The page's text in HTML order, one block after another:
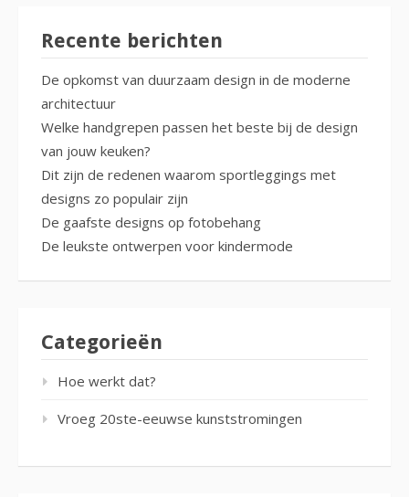
Recente berichten
De opkomst van duurzaam design in de moderne
architectuur
Welke handgrepen passen het beste bij de design
van jouw keuken?
Dit zijn de redenen waarom sportleggings met
designs zo populair zijn
De gaafste designs op fotobehang
De leukste ontwerpen voor kindermode
Categorieën
Hoe werkt dat?
Vroeg 20ste-eeuwse kunststromingen